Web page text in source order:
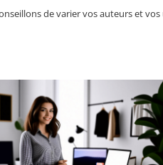
de varier vos auteurs et